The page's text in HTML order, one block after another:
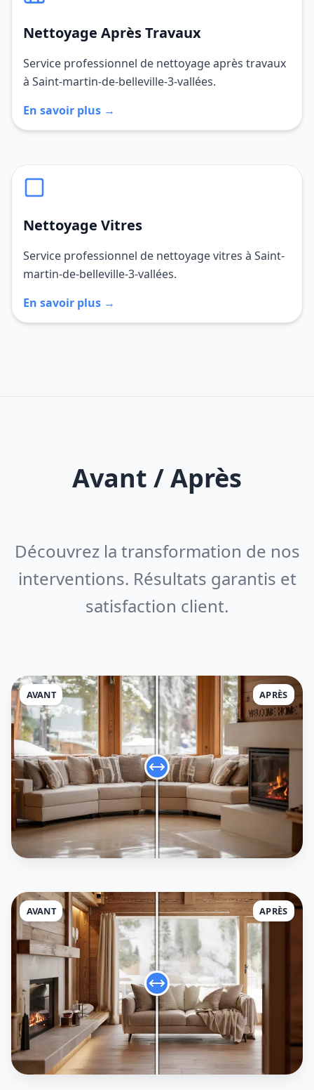
Nettoyage Après Travaux
Service professionnel de nettoyage après travaux
à Saint-martin-de-belleville-3-vallées.
En savoir plus →
Nettoyage Vitres
Service professionnel de nettoyage vitres à Saint-
martin-de-belleville-3-vallées.
En savoir plus →
Avant / Après
Découvrez la transformation de nos
interventions. Résultats garantis et
satisfaction client.
AVANT APRÈS
AVANT APRÈS